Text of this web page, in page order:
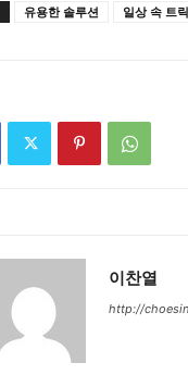
유용한 솔루션 일상 속 트릭
이찬열
http://